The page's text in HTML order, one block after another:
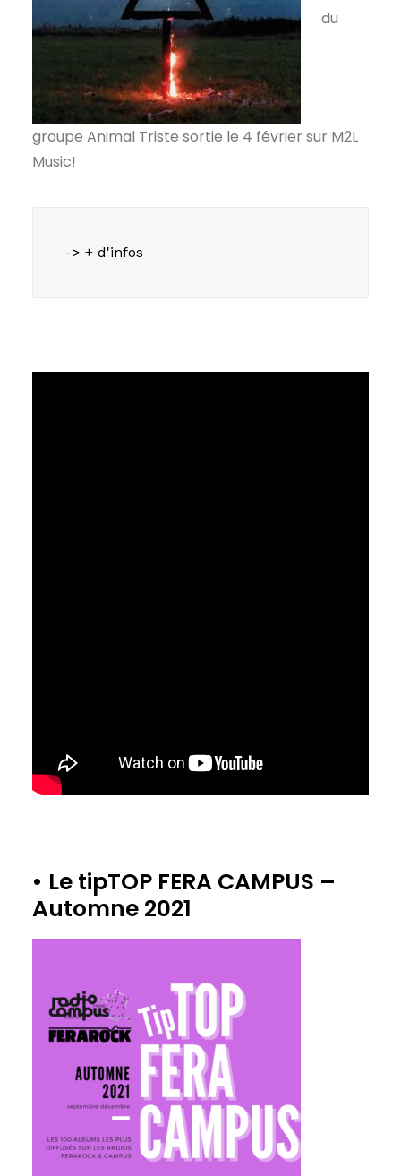
du
groupe Animal Triste sortie le 4 février sur M2L
Music!
-> + d'infos
• Le tipTOP FERA CAMPUS –
Automne 2021